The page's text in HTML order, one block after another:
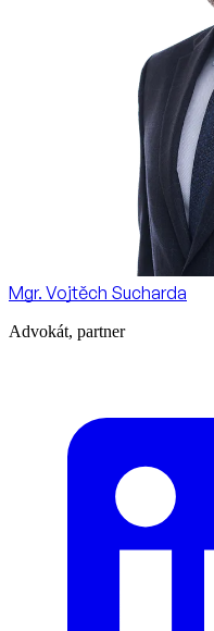
Mgr. Vojtěch Sucharda
Advokát, partner